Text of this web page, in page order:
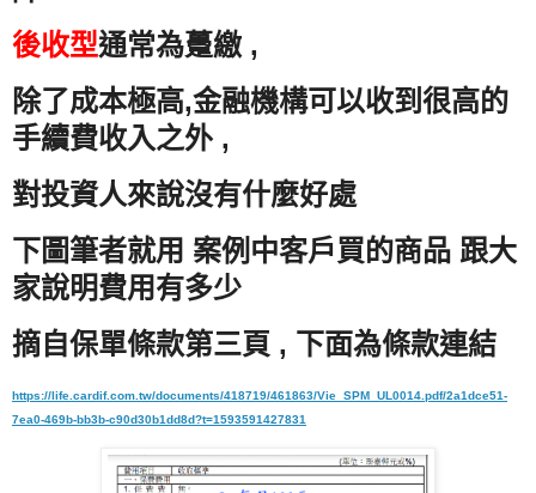
後收型通常為躉繳 ,
除了成本極高,金融機構可以收到很高的
手續費收入之外 ,
對投資人來說沒有什麼好處
下圖筆者就用 案例中客戶買的商品 跟大
家說明費用有多少
摘自保單條款第三頁 , 下面為條款連結
https://life.cardif.com.tw/documents/418719/461863/Vie_SPM_UL0014.pdf/2a1dce51-
7ea0-469b-bb3b-c90d30b1dd8d?t=1593591427831